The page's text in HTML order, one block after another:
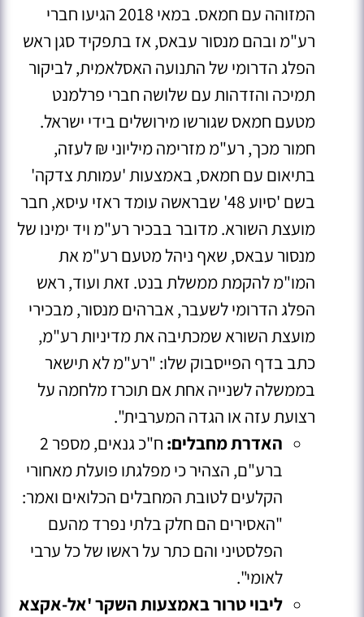
המזוהה עם חמאס. במאי 2018 הגיעו חברי
רע"מ ובהם מנסור עבאס, אז בתפקיד סגן ראש
הפלג הדרומי של התנועה האסלאמית, לביקור
תמיכה והזדהות עם שלושה חברי פרלמנט
מטעם חמאס שגורשו מירושלים בידי ישראל.
חמור מכך, רע"מ מזרימה מיליוני ₪ לעזה,
בתיאום עם חמאס, באמצעות 'עמותת צדקה'
בשם 'סיוע 48' שבראשה עומד ראזי עיסא, חבר
מועצת השורא. מדובר בבכיר רע"מ ויד ימינו של
מנסור עבאס, שאף ניהל מטעם רע"מ את
המו"מ להקמת ממשלת בנט. זאת ועוד, ראש
הפלג הדרומי לשעבר, אברהים מנסור, מבכירי
מועצת השורא שמכתיבה את מדיניות רע"מ,
כתב בדף הפייסבוק שלו: "רע"מ לא תישאר
בממשלה לשנייה אחת אם תוכרז מלחמה על
רצועת עזה או הגדה המערבית".
האדרת מחבלים:
ח"כ גנאים, מספר 2
ברע"ם, הצהיר כי מפלגתו פועלת מאחורי
הקלעים לטובת המחבלים הכלואים ואמר:
"האסירים הם חלק בלתי נפרד מהעם
הפלסטיני והם כתר על ראשו של כל ערבי
לאומי".
ליבוי טרור באמצעות השקר 'אל-אקצא